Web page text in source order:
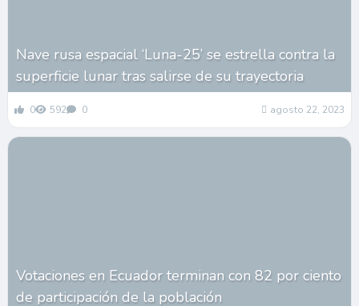
Nave rusa espacial ‘Luna-25’ se estrella contra la
superficie lunar tras salirse de su trayectoria
0 592 0 agosto 22, 2023
Votaciones en Ecuador terminan con 82 por ciento
de participación de la población